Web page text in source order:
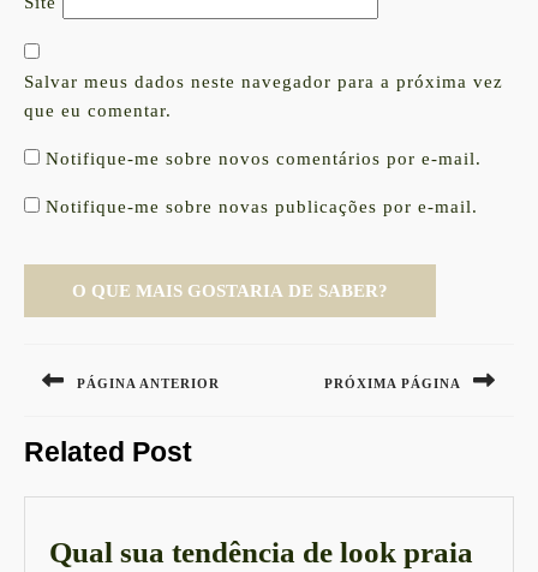
Salvar meus dados neste navegador para a próxima vez
que eu comentar.
Notifique-me sobre novos comentários por e-mail.
Notifique-me sobre novas publicações por e-mail.
de
PÁGINA ANTERIOR
post:
PRÓXIMA PÁGINA
Related Post
Qual sua tendência de look praia